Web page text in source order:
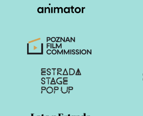
Otwiera stronę w nowej karcie
Otwiera stronę w nowej karcie
Otwiera stronę w nowej karcie